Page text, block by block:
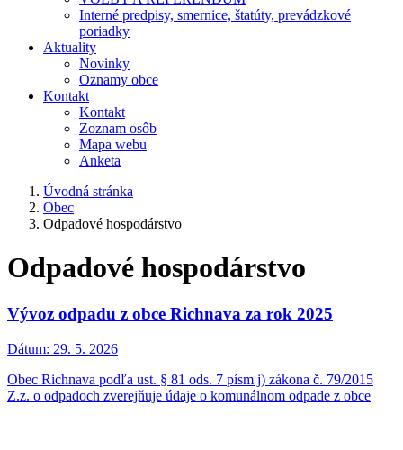
Interné predpisy, smernice, štatúty, prevádzkové
poriadky
Aktuality
Novinky
Oznamy obce
Kontakt
Kontakt
Zoznam osôb
Mapa webu
Anketa
Úvodná stránka
Obec
Odpadové hospodárstvo
Odpadové hospodárstvo
Vývoz odpadu z obce Richnava za rok 2025
Dátum: 29. 5. 2026
Obec Richnava podľa ust. § 81 ods. 7 písm j) zákona č. 79/2015
Z.z. o odpadoch zverejňuje údaje o komunálnom odpade z obce